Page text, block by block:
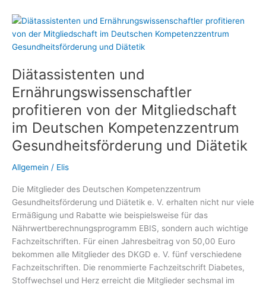
Zuckerhaushalt
zu
regulieren
Diätassistenten und
Ernährungswissenschaftler
profitieren von der Mitgliedschaft
im Deutschen Kompetenzzentrum
Gesundheitsförderung und Diätetik
Allgemein / Elis
Die Mitglieder des Deutschen Kompetenzzentrum
Gesundheitsförderung und Diätetik e. V. erhalten nicht nur viele
Ermäßigung und Rabatte wie beispielsweise für das
Nährwertberechnungsprogramm EBIS, sondern auch wichtige
Fachzeitschriften. Für einen Jahresbeitrag von 50,00 Euro
bekommen alle Mitglieder des DKGD e. V. fünf verschiedene
Fachzeitschriften. Die renommierte Fachzeitschrift Diabetes,
Stoffwechsel und Herz erreicht die Mitglieder sechsmal im